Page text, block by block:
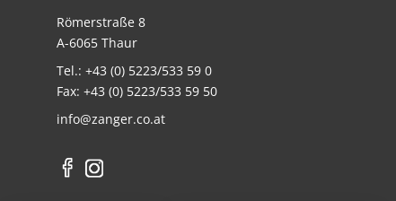
Römerstraße 8
A-6065 Thaur
Tel.: +43 (0) 5223/533 59 0
Fax: +43 (0) 5223/533 59 50
info@zanger.co.at